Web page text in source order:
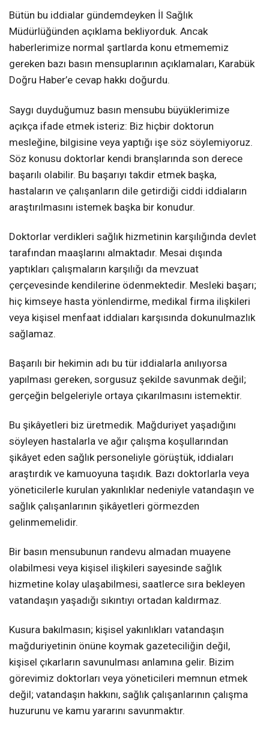
Bütün bu iddialar gündemdeyken İl Sağlık
Müdürlüğünden açıklama bekliyorduk. Ancak
haberlerimize normal şartlarda konu etmememiz
gereken bazı basın mensuplarının açıklamaları, Karabük
Doğru Haber’e cevap hakkı doğurdu.
Saygı duyduğumuz basın mensubu büyüklerimize
açıkça ifade etmek isteriz: Biz hiçbir doktorun
mesleğine, bilgisine veya yaptığı işe söz söylemiyoruz.
Söz konusu doktorlar kendi branşlarında son derece
başarılı olabilir. Bu başarıyı takdir etmek başka,
hastaların ve çalışanların dile getirdiği ciddi iddiaların
araştırılmasını istemek başka bir konudur.
Doktorlar verdikleri sağlık hizmetinin karşılığında devlet
tarafından maaşlarını almaktadır. Mesai dışında
yaptıkları çalışmaların karşılığı da mevzuat
çerçevesinde kendilerine ödenmektedir. Mesleki başarı;
hiç kimseye hasta yönlendirme, medikal firma ilişkileri
veya kişisel menfaat iddiaları karşısında dokunulmazlık
sağlamaz.
Başarılı bir hekimin adı bu tür iddialarla anılıyorsa
yapılması gereken, sorgusuz şekilde savunmak değil;
gerçeğin belgeleriyle ortaya çıkarılmasını istemektir.
Bu şikâyetleri biz üretmedik. Mağduriyet yaşadığını
söyleyen hastalarla ve ağır çalışma koşullarından
şikâyet eden sağlık personeliyle görüştük, iddiaları
araştırdık ve kamuoyuna taşıdık. Bazı doktorlarla veya
yöneticilerle kurulan yakınlıklar nedeniyle vatandaşın ve
sağlık çalışanlarının şikâyetleri görmezden
gelinmemelidir.
Bir basın mensubunun randevu almadan muayene
olabilmesi veya kişisel ilişkileri sayesinde sağlık
hizmetine kolay ulaşabilmesi, saatlerce sıra bekleyen
vatandaşın yaşadığı sıkıntıyı ortadan kaldırmaz.
Kusura bakılmasın; kişisel yakınlıkları vatandaşın
mağduriyetinin önüne koymak gazeteciliğin değil,
kişisel çıkarların savunulması anlamına gelir. Bizim
görevimiz doktorları veya yöneticileri memnun etmek
değil; vatandaşın hakkını, sağlık çalışanlarının çalışma
huzurunu ve kamu yararını savunmaktır.